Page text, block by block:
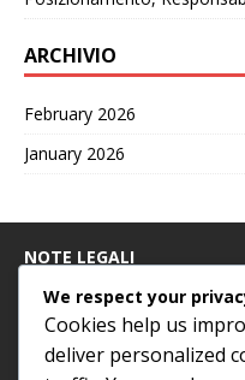
ARCHIVIO
February 2026
January 2026
NOTE LEGALI
Preferenze sui cookie
Informativa sulla privacy
We respect your
Cookies help us
deliver personalized